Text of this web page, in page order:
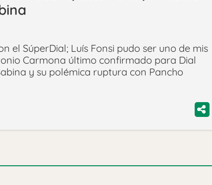
el SúperDial; Luís Fonsi pudo ser uno de mis
Carmona último confirmado para Dial
y su polémica ruptura con Pancho